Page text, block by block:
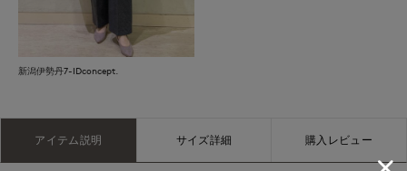
新潟伊勢丹7-IDconcept.
アイテム説明 サイズ詳細 購入レビュー